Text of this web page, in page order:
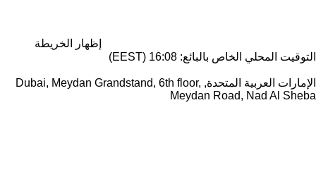
إظهار الخريطة
التوقيت المحلي الخاص بالبائع: 16:08 (EEST)
الإمارات العربية المتحدة, Dubai, Meydan Grandstand, 6th floor,
Meydan Road, Nad Al Sheba